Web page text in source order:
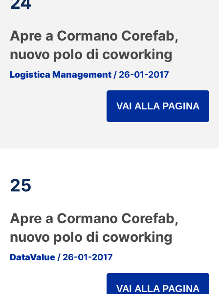
Apre a Cormano Corefab,
nuovo polo di coworking
Logistica Management / 26-01-2017
VAI ALLA PAGINA
25
Apre a Cormano Corefab,
nuovo polo di coworking
DataValue / 26-01-2017
VAI ALLA PAGINA